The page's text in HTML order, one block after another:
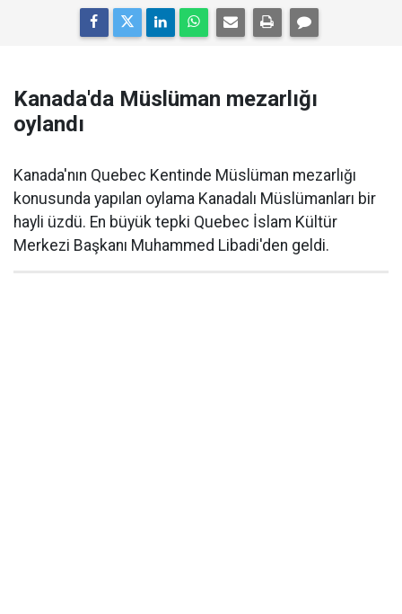
Kanada'da Müslüman mezarlığı
oylandı
Kanada'nın Quebec Kentinde Müslüman mezarlığı
konusunda yapılan oylama Kanadalı Müslümanları bir
hayli üzdü. En büyük tepki Quebec İslam Kültür
Merkezi Başkanı Muhammed Libadi'den geldi.